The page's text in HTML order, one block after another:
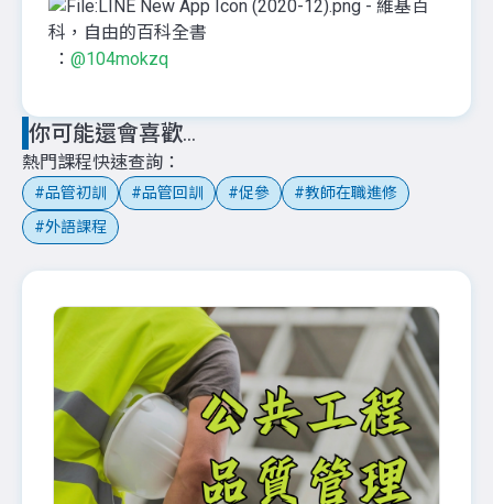
： @104mokzq
你可能還會喜歡...
熱門課程快速查詢
品管初訓 品管回訓 促參
教師在職進修
外語課程